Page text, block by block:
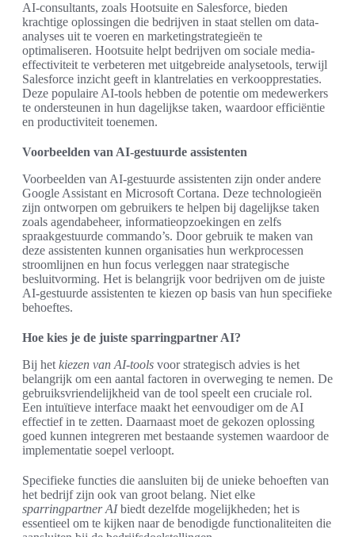
AI-consultants, zoals Hootsuite en Salesforce, bieden
krachtige oplossingen die bedrijven in staat stellen om data-
analyses uit te voeren en marketingstrategieën te
optimaliseren. Hootsuite helpt bedrijven om sociale media-
effectiviteit te verbeteren met uitgebreide analysetools, terwijl
Salesforce inzicht geeft in klantrelaties en verkoopprestaties.
Deze populaire AI-tools hebben de potentie om medewerkers
te ondersteunen in hun dagelijkse taken, waardoor efficiëntie
en productiviteit toenemen.
Voorbeelden van AI-gestuurde assistenten
Voorbeelden van AI-gestuurde assistenten zijn onder andere
Google Assistant en Microsoft Cortana. Deze technologieën
zijn ontworpen om gebruikers te helpen bij dagelijkse taken
zoals agendabeheer, informatieopzoekingen en zelfs
spraakgestuurde commando’s. Door gebruik te maken van
deze assistenten kunnen organisaties hun werkprocessen
stroomlijnen en hun focus verleggen naar strategische
besluitvorming. Het is belangrijk voor bedrijven om de juiste
AI-gestuurde assistenten te kiezen op basis van hun specifieke
behoeftes.
Hoe kies je de juiste sparringpartner AI?
Bij het kiezen van AI-tools voor strategisch advies is het
belangrijk om een aantal factoren in overweging te nemen. De
gebruiksvriendelijkheid van de tool speelt een cruciale rol.
Een intuïtieve interface maakt het eenvoudiger om de AI
effectief in te zetten. Daarnaast moet de gekozen oplossing
goed kunnen integreren met bestaande systemen waardoor de
implementatie soepel verloopt.
Specifieke functies die aansluiten bij de unieke behoeften van
het bedrijf zijn ook van groot belang. Niet elke
sparringpartner AIbiedt dezelfde mogelijkheden; het is
essentieel om te kijken naar de benodigde functionaliteiten die